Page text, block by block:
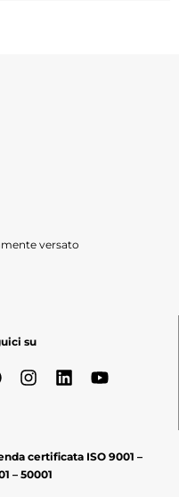
versato
su
certificata ISO 9001 –
– 50001